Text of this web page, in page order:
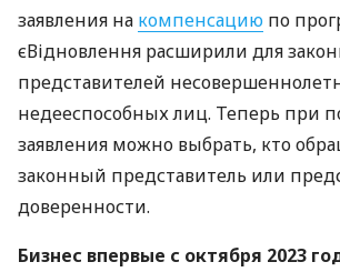
заявления на компенсацию по
єВідновлення расширили для
представителей
недееспособных лиц. Теперь при
заявления можно выбрать, кто
законный представитель или
доверенности.
Бизнес впервые с октября 2023